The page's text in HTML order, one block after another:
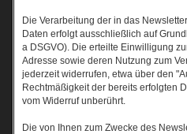
Die Verarbeitung der in das
Daten erfolgt ausschließlich auf
a DSGVO). Die erteilte Einwilligung
Adresse sowie deren Nutzung zum
jederzeit widerrufen, etwa über den
Rechtmäßigkeit der bereits erfolgten
vom Widerruf unberührt.
Die von Ihnen zum Zwecke des